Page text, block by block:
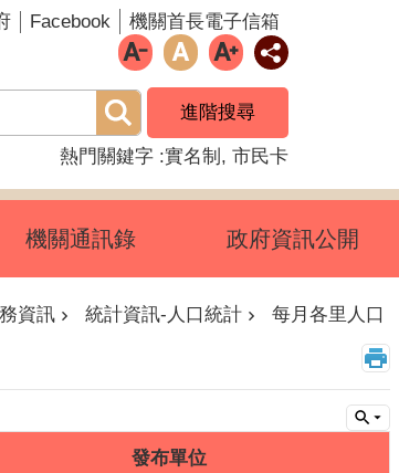
Facebook 機關首長電子信箱
進階搜尋
熱門關鍵字 實名制 市民卡
機關通訊錄 政府資訊公開
資訊 統計資訊-人口統計 每月各里人口
發布單位